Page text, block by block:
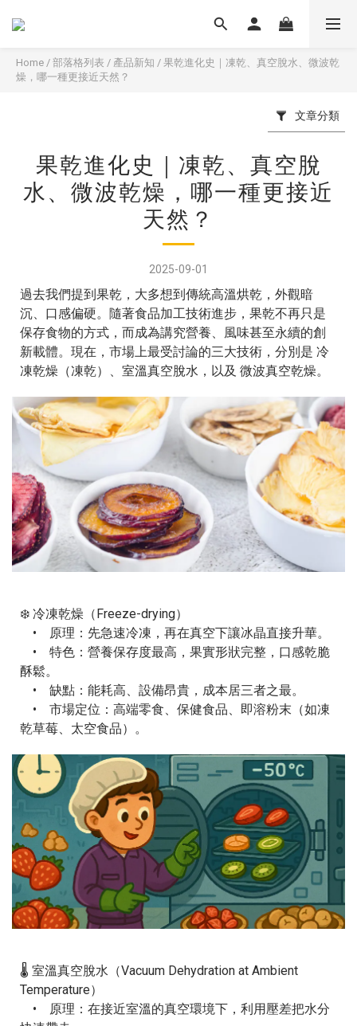
Home / 部落格列表 / 產品新知 / 果乾進化史｜凍乾、真空脫水、微波乾
燥，哪一種更接近天然？
文章分類
果乾進化史｜凍乾、真空脫
水、微波乾燥，哪一種更接近
天然？
2025-09-01
過去我們提到果乾，大多想到傳統高溫烘乾，外觀暗
沉、口感偏硬。隨著食品加工技術進步，果乾不再只是
保存食物的方式，而成為講究營養、風味甚至永續的創
新載體。現在，市場上最受討論的三大技術，分別是 冷
凍乾燥（凍乾）、室溫真空脫水，以及 微波真空乾燥。
❄️ 冷凍乾燥（Freeze-drying）
• 原理：先急速冷凍，再在真空下讓冰晶直接升華。
• 特色：營養保存度最高，果實形狀完整，口感乾脆
酥鬆。
• 缺點：能耗高、設備昂貴，成本居三者之最。
• 市場定位：高端零食、保健食品、即溶粉末（如凍
乾草莓、太空食品）。
🌡️ 室溫真空脫水（Vacuum Dehydration at Ambient
Temperature）
• 原理：在接近室溫的真空環境下，利用壓差把水分